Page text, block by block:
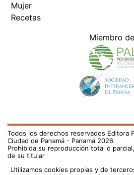
Mujer
Recetas
Miembro
Todos los derechos reservados Editora
Ciudad de Panamá - Panamá 2026.
Prohibida su reproducción total o
de su titular
Utilizamos cookies propias y de